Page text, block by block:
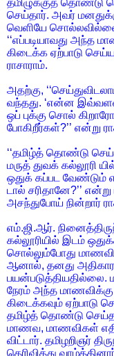
தமிழுக்குத் தொண்டு
செய்தார். அவர்
வெளியே
‘‘எப்படியாவது அந்த
கிடைக்க ஏற்பாடு
ராசாராம்.
அதற்கு,
வந்தது. ‘என்ன
ஒப் புக்கு சொல்
போகிறீர்கள்?’’ என்று
‘‘தமிழ்த் தொண்டு
மருத் துவக் கல்லூரி
ஒதுக் கப்பட வேண்டும்
டால் சரிதானே?’’
அசந்துபோய் நின்றார்
எம்.ஜி.ஆர்.
கல்லூரியில் இடம்
சொல்லும்போது
ஆனால், தனது
பயன்படுத்தியதில்லை.
நேரம் அந்த மாணவிக்கு
கிடைக்கவும் ஏற்பாடு
தமிழ்த் தொண்டு
மாணவ, மாணவிகள்
விட்டார். தமிழறிஞர்
தெரிவித்து